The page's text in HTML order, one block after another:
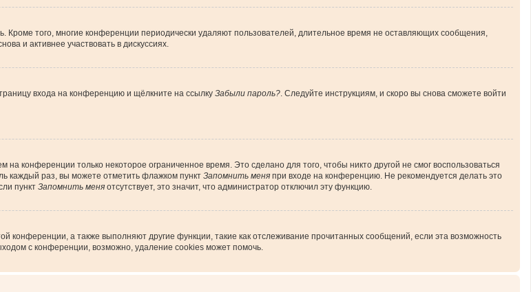
того, многие конференции периодически удаляют пользователей, длительное время не оставляющих сообщения,
и активнее участвовать в дискуссиях.
входа на конференцию и щёлкните на ссылку Забыли пароль? . Следуйте инструкциям, и скоро вы снова сможете войти
на конференции только некоторое ограниченное время. Это сделано для того, чтобы никто другой не смог воспользоваться
каждый раз, вы можете отметить флажком пункт Запомнить меня при входе на конференцию. Не рекомендуется делать это
пункт Запомнить меня отсутствует, это значит, что администратор отключил эту функцию.
конференции, а также выполняют другие функции, такие как отслеживание прочитанных сообщений, если эта возможность
с конференции, возможно, удаление cookies может помочь.